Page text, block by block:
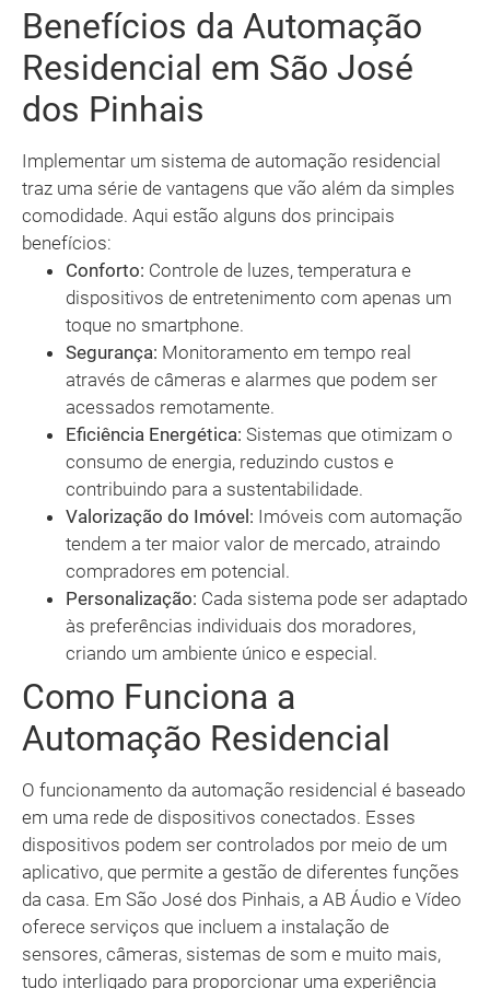
Benefícios da Automação
Residencial em São José
dos Pinhais
Implementar um sistema de automação residencial
traz uma série de vantagens que vão além da simples
comodidade. Aqui estão alguns dos principais
benefícios:
Conforto: Controle de luzes, temperatura e
dispositivos de entretenimento com apenas um
toque no smartphone.
Segurança: Monitoramento em tempo real
através de câmeras e alarmes que podem ser
acessados remotamente.
Eficiência Energética: Sistemas que otimizam o
consumo de energia, reduzindo custos e
contribuindo para a sustentabilidade.
Valorização do Imóvel: Imóveis com automação
tendem a ter maior valor de mercado, atraindo
compradores em potencial.
Personalização: Cada sistema pode ser adaptado
às preferências individuais dos moradores,
criando um ambiente único e especial.
Como Funciona a
Automação Residencial
O funcionamento da automação residencial é baseado
em uma rede de dispositivos conectados. Esses
dispositivos podem ser controlados por meio de um
aplicativo, que permite a gestão de diferentes funções
da casa. Em São José dos Pinhais, a AB Áudio e Vídeo
oferece serviços que incluem a instalação de
sensores, câmeras, sistemas de som e muito mais,
tudo interligado para proporcionar uma experiência